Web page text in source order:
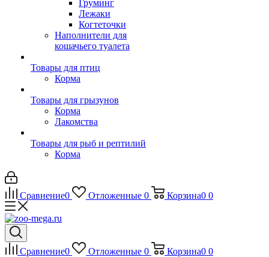
Груминг
Лежаки
Когтеточки
Наполнители для
кошачьего туалета
Товары для птиц
Корма
Товары для грызунов
Корма
Лакомства
Товары для рыб и рептилий
Корма
Сравнение0 Отложенные 0 Корзина0 0
Сравнение0 Отложенные 0 Корзина0 0